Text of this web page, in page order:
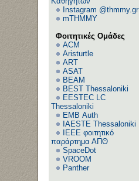
Instagram @thmmy.gr
mTHMMY
Φοιτητικές Ομάδες
ACM
Aristurtle
ART
ASAT
BEAM
BEST Thessaloniki
EESTEC LC
Thessaloniki
EΜΒ Auth
IAESTE Thessaloniki
IEEE φοιτητικό
παράρτημα ΑΠΘ
SpaceDot
VROOM
Panther